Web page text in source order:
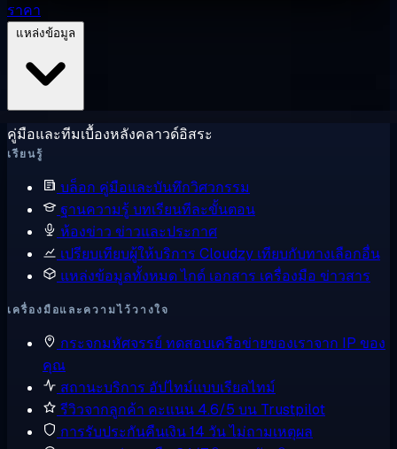
ราคา
คู่มือและทีมเบื้องหลังคลาวด์อิสระ
เรียนรู้
บล็อก คู่มือและบันทึกวิศวกรรม
ฐานความรู้ บทเรียนทีละขั้นตอน
ห้องข่าว ข่าวและประกาศ
เปรียบเทียบผู้ให้บริการ Cloudzy เทียบกับทางเลือกอื่น
แหล่งข้อมูลทั้งหมดไกด์ เอกสาร เครื่องมือ ข่าวสาร
เครื่องมือและความไว้วางใจ
กระจกมหัศจรรย์ ทดสอบเครือข่ายของเราจาก IP ของ
คุณ
สถานะบริการ อัปไทม์แบบเรียลไทม์
รีวิวจากลูกค้า คะแนน 4.6/5 บน Trustpilot
การรับประกันคืนเงิน14 วัน ไม่ถามเหตุผล